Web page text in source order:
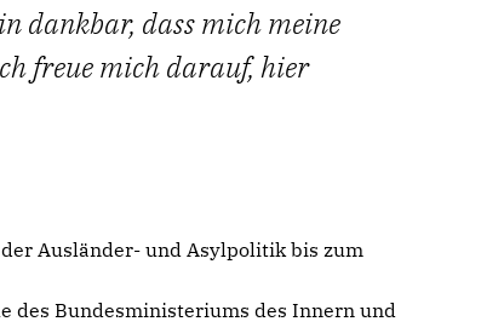
dankbar, dass mich meine
freue mich darauf, hier
Ausländer- und Asylpolitik bis zum
des Bundesministeriums des Innern und